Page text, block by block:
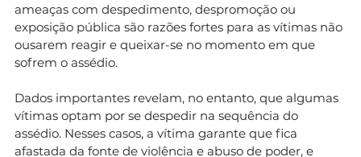
ameaças com despedimento, despromoção ou
exposição pública são razões fortes para as vítimas não
ousarem reagir e queixar-se no momento em que
sofrem o assédio.
Dados importantes revelam, no entanto, que algumas
vítimas optam por se despedir na sequência do
assédio. Nesses casos, a vítima garante que fica
afastada da fonte de violência e abuso de poder, e